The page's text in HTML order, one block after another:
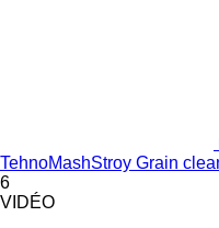
TehnoMashStroy Grain
6
VIDÉO